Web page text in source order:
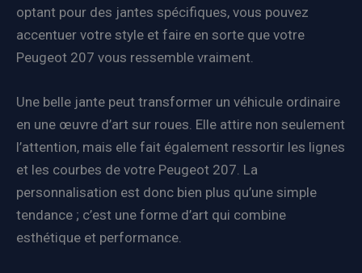
optant pour des jantes spécifiques, vous pouvez
accentuer votre style et faire en sorte que votre
Peugeot 207 vous ressemble vraiment.
Une belle jante peut transformer un véhicule ordinaire
en une œuvre d’art sur roues. Elle attire non seulement
l’attention, mais elle fait également ressortir les lignes
et les courbes de votre Peugeot 207. La
personnalisation est donc bien plus qu’une simple
tendance ; c’est une forme d’art qui combine
esthétique et performance.